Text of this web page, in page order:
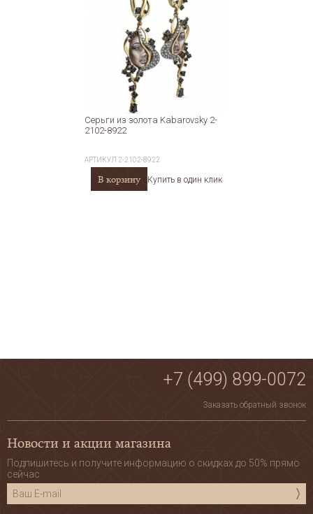
Серьги из золота Kabarovsky 2-
2102-8922
АРТИКУЛ 2-2102-8922
В корзину Купить в один клик
+7 (499) 899-0072
Заказать обратный звонок
Новости и акции магазина
Подпишитесь и получите информацию о скидках до 50% прямо
сейчас